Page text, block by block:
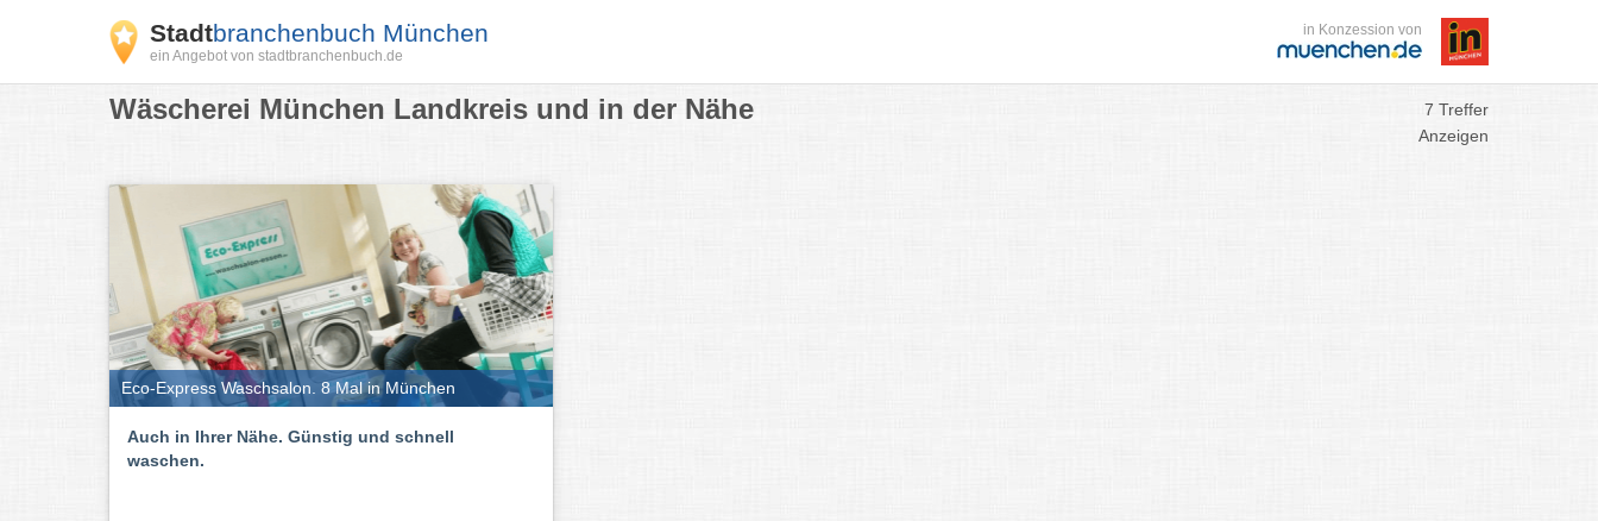
Stadtbranchenbuch München
ein Angebot von stadtbranchenbuch.de
in Konzession von
Wäscherei München Landkreis und in der Nähe
7 Treffer
Anzeigen
Eco-Express Waschsalon. 8 Mal in München
Auch in Ihrer Nähe. Günstig und schnell
waschen.